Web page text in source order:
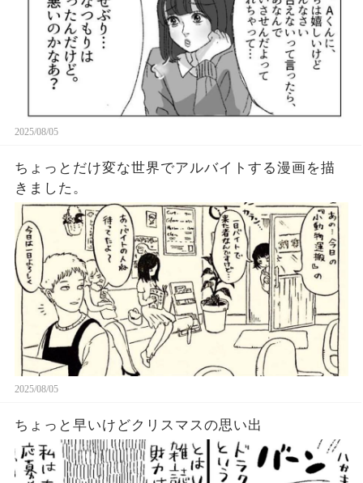
2025/08/05
ちょっとだけ変な世界でアルバイトする漫画を描
きました。
2025/08/05
ちょっと早いけどクリスマスの思い出